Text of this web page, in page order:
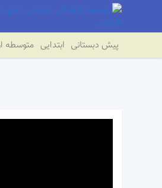
پیش دبستانی ابتدایی متوسطه